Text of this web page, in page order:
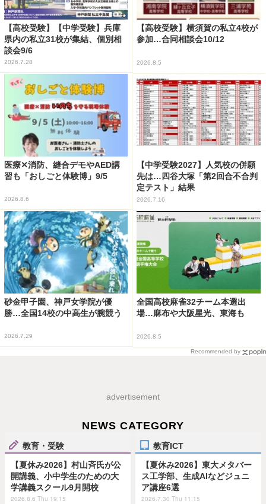
【高校受験】【中学受験】兵庫
県内の私立31校が集結、個別相
談会9/6
2026.7.28
【高校受験】横須賀の私立4校が
参加…合同相談会10/12
2026.8.5
医療✕消防、縫合デモやAED講
習も「おしごと体験博」9/5
2026.8.6
【中学受験2027】人気校の併願
先は…四谷大塚「第2回合不合判
定テスト」結果
2026.7.16
砂金甲子園、神戸女学院が優
勝…全国14校の中高生が腕競う
2026.7.29
全国高校麻雀32チーム本選出
場…麻布や大阪星光、東海も
2026.8.5
Recommended by
advertisement
NEWS CATEGORY
教育・受験
【夏休み2026】村山斉氏が公
開講義、小中学生のための大
学講義スクール9月開校
2026.8.6 Thu 19:15
教育ICT
【夏休み2026】東大メタバー
ス工学部、生成AIなどジュニ
ア講座6選
2026.7.30 Thu 11:15